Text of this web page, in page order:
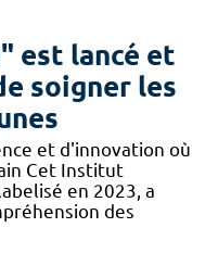
est lancé et
soigner les
et d'innovation où
Cet Institut
en 2023, a
des